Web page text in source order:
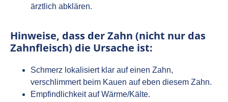
ärztlich abklären.
Hinweise, dass der Zahn (nicht nur das
Zahnfleisch) die Ursache ist:
Schmerz lokalisiert klar auf einen Zahn,
verschlimmert beim Kauen auf eben diesem Zahn.
Empfindlichkeit auf Wärme/Kälte.